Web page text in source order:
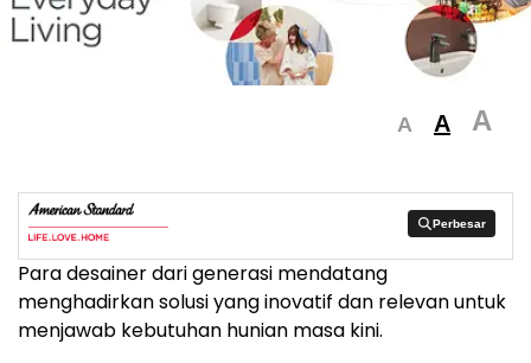
A A A
Perbesar
Perbesar
Para desainer dari generasi mendatang
menghadirkan solusi yang inovatif dan relevan untuk
menjawab kebutuhan hunian masa kini.